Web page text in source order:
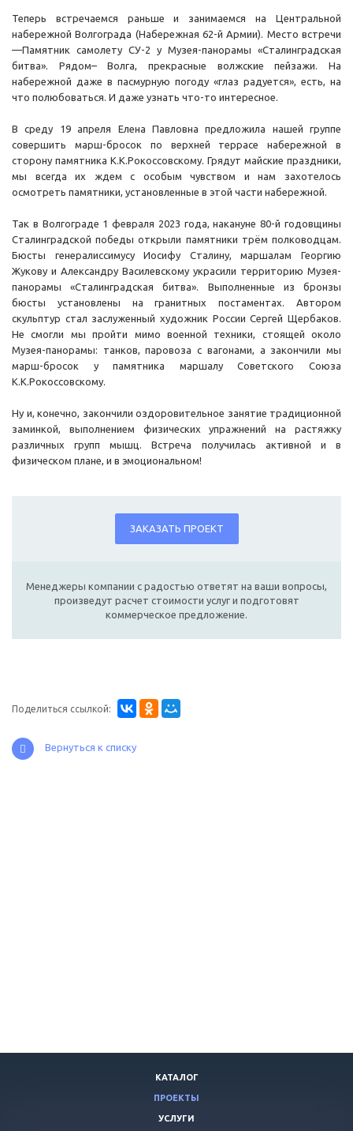
Теперь встречаемся раньше и занимаемся на Центральной
набережной Волгограда (Набережная 62-й Армии). Место встречи
—Памятник самолету СУ-2 у Музея-панорамы «Сталинградская
битва». Рядом– Волга, прекрасные волжские пейзажи. На
набережной даже в пасмурную погоду «глаз радуется», есть, на
что полюбоваться. И даже узнать что-то интересное.
В среду 19 апреля Елена Павловна предложила нашей группе
совершить марш-бросок по верхней террасе набережной в
сторону памятника К.К.Рокоссовскому. Грядут майские праздники,
мы всегда их ждем с особым чувством и нам захотелось
осмотреть памятники, установленные в этой части набережной.
Так в Волгограде 1 февраля 2023 года, накануне 80-й годовщины
Сталинградской победы открыли памятники трём полководцам.
Бюсты генералиссимусу Иосифу Сталину, маршалам Георгию
Жукову и Александру Василевскому украсили территорию Музея-
панорамы «Сталинградская битва». Выполненные из бронзы
бюсты установлены на гранитных постаментах. Автором
скульптур стал заслуженный художник России Сергей Щербаков.
Не смогли мы пройти мимо военной техники, стоящей около
Музея-панорамы: танков, паровоза с вагонами, а закончили мы
марш-бросок у памятника маршалу Советского Союза
К.К.Рокоссовскому.
Ну и, конечно, закончили оздоровительное занятие традиционной
заминкой, выполнением физических упражнений на растяжку
различных групп мышц. Встреча получилась активной и в
физическом плане, и в эмоциональном!
ЗАКАЗАТЬ ПРОЕКТ
Менеджеры компании с радостью ответят на ваши вопросы,
произведут расчет стоимости услуг и подготовят
коммерческое предложение.
Поделиться ссылкой:
Вернуться к списку
КАТАЛОГ
ПРОЕКТЫ
УСЛУГИ